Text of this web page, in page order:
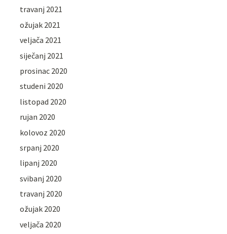
travanj 2021
ožujak 2021
veljača 2021
siječanj 2021
prosinac 2020
studeni 2020
listopad 2020
rujan 2020
kolovoz 2020
srpanj 2020
lipanj 2020
svibanj 2020
travanj 2020
ožujak 2020
veljača 2020